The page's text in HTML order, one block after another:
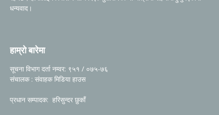
धन्यवाद।
हाम्रो बारेमा
सूचना विभाग दर्ता नम्वर: ९५१ / ०७५-७६
संचालक : संवाहक मिडिया हाउस
प्रधान सम्पादक: हरिसुन्दर छुकाँ